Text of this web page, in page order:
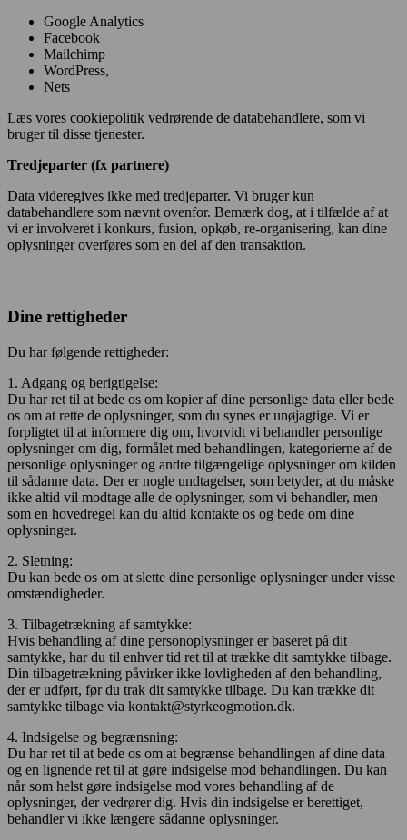
Google Analytics
Facebook
Mailchimp
WordPress,
Nets
Læs vores cookiepolitik vedrørende de databehandlere, som vi
bruger til disse tjenester.
Tredjeparter (fx partnere)
Data videregives ikke med tredjeparter. Vi bruger kun
databehandlere som nævnt ovenfor. Bemærk dog, at i tilfælde af at
vi er involveret i konkurs, fusion, opkøb, re-organisering, kan dine
oplysninger overføres som en del af den transaktion.
Dine rettigheder
Du har følgende rettigheder:
1. Adgang og berigtigelse:
Du har ret til at bede os om kopier af dine personlige data eller bede
os om at rette de oplysninger, som du synes er unøjagtige. Vi er
forpligtet til at informere dig om, hvorvidt vi behandler personlige
oplysninger om dig, formålet med behandlingen, kategorierne af de
personlige oplysninger og andre tilgængelige oplysninger om kilden
til sådanne data. Der er nogle undtagelser, som betyder, at du måske
ikke altid vil modtage alle de oplysninger, som vi behandler, men
som en hovedregel kan du altid kontakte os og bede om dine
oplysninger.
2. Sletning:
Du kan bede os om at slette dine personlige oplysninger under visse
omstændigheder.
3. Tilbagetrækning af samtykke:
Hvis behandling af dine personoplysninger er baseret på dit
samtykke, har du til enhver tid ret til at trække dit samtykke tilbage.
Din tilbagetrækning påvirker ikke lovligheden af den behandling,
der er udført, før du trak dit samtykke tilbage. Du kan trække dit
samtykke tilbage via kontakt@styrkeogmotion.dk.
4. Indsigelse og begrænsning:
Du har ret til at bede os om at begrænse behandlingen af dine data
og en lignende ret til at gøre indsigelse mod behandlingen. Du kan
når som helst gøre indsigelse mod vores behandling af de
oplysninger, der vedrører dig. Hvis din indsigelse er berettiget,
behandler vi ikke længere sådanne oplysninger.